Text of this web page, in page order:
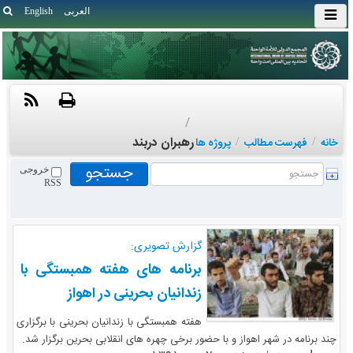
English العربی
خانه / فهرست مطالب / پروژه ها
/
رهبران دربند
خروجی
RSS
گزارش تصویری:
برنامه های هفته همبستگی با
زندانیان بحرینی در اهواز
هفته همبستگی با زندانیان بحرینی با برگزاری
چند برنامه در شهر اهواز و با حضور برخی چهره های انقلابی بحرین برگزار شد.